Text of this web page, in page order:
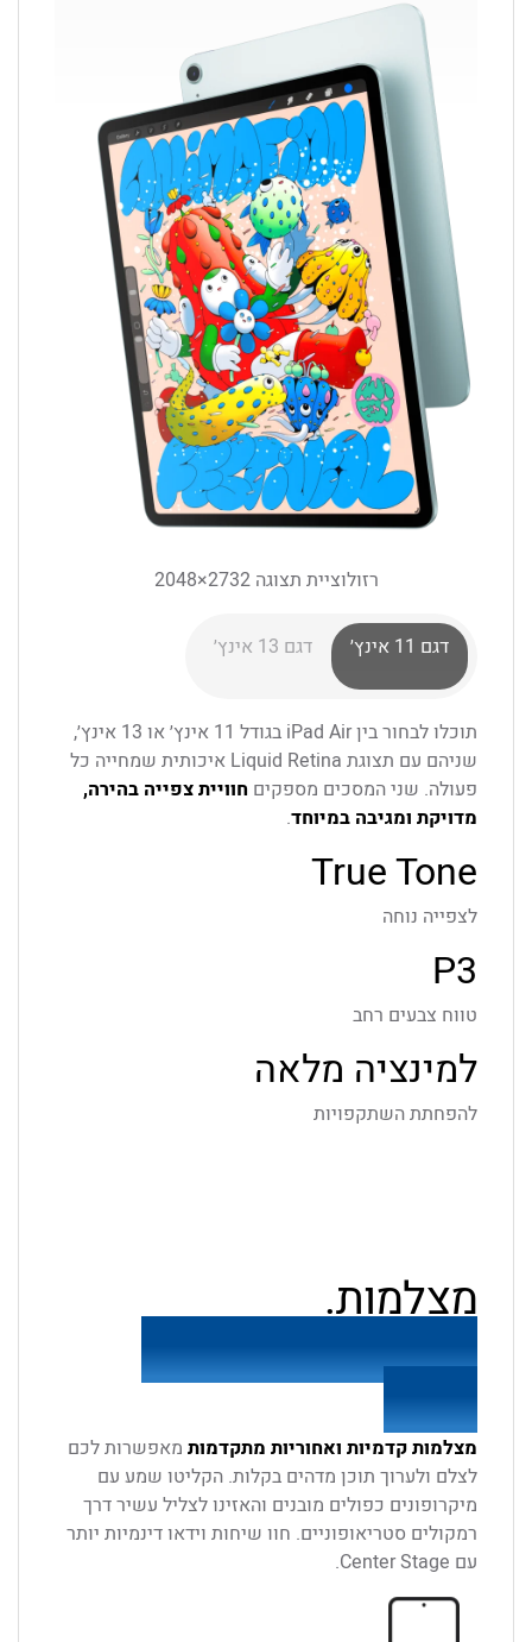
רזולוציית תצוגה 2732×2048
דגם ‎11‎ אינץ׳ דגם ‎13‎ אינץ׳
תוכלו לבחור בין iPad Air בגודל ‎11‎ אינץ׳ או ‎13‎ אינץ׳,
שניהם עם תצוגת Liquid Retina איכותית שמחייה כל
פעולה. שני המסכים מספקים חוויית צפייה בהירה,
מדויקת ומגיבה במיוחד.
True Tone
לצפייה נוחה
P3
טווח צבעים רחב
למינציה מלאה
להפחתת השתקפויות
מצלמות.
תפסו כל רגע — וכל
רעיון.
מצלמות קדמיות ואחוריות מתקדמות מאפשרות לכם
לצלם ולערוך תוכן מדהים בקלות. הקליטו שמע עם
מיקרופונים כפולים מובנים והאזינו לצליל עשיר דרך
רמקולים סטריאופוניים. חוו שיחות וידאו דינמיות יותר
עם Center Stage.